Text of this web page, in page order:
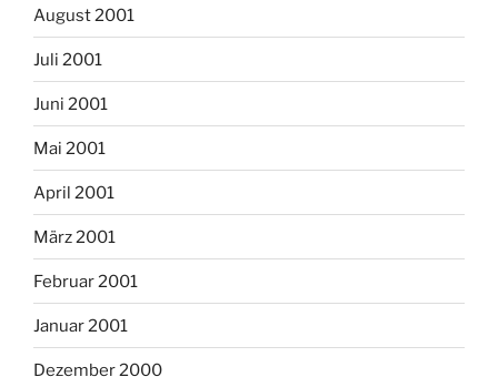
August 2001
Juli 2001
Juni 2001
Mai 2001
April 2001
März 2001
Februar 2001
Januar 2001
Dezember 2000